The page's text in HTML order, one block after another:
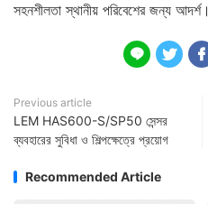
সহনশীলতা স্থানীয় পরিবেশের জন্য আদর্শ।
  
Previous article
LEM HAS600-S/SP50 সেন্সর
ব্যবহারের সুবিধা ও শিল্পক্ষেত্রে প্রয়োগ
Recommended Article